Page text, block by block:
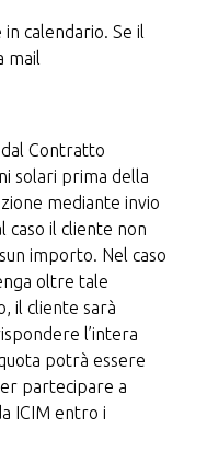
calendario. Se il
mail
Contratto
solari prima della
mediante invio
caso il cliente non
importo. Nel caso
oltre tale
il cliente sarà
l’intera
potrà essere
partecipare a
ICIM entro i